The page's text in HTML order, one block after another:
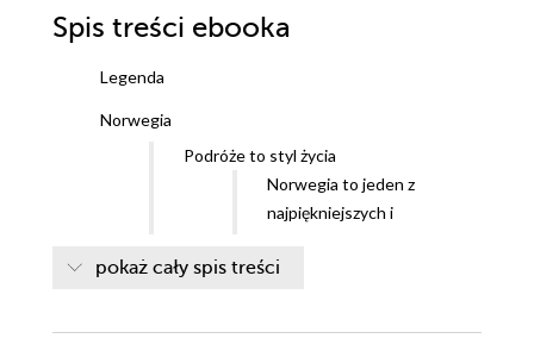
Spis treści ebooka
Legenda
Norwegia
Podróże to styl życia
Norwegia to jeden z
najpiękniejszych i
świecie.
pokaż cały spis treści